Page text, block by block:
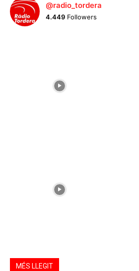
@radio_tordera
4.449 Followers
MÉS LLEGIT